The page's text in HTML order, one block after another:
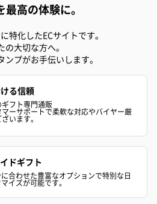
5cm×23cm
グウォッシュ】30g
ストローション】30g
クロミストローション〈ミスト化粧
ミさんコラボ 限定巾着
ても問題ないですが、浴室乾燥機の使用
るため必ず浴室から出す
当たる所や火気等の近くなど温度が40度
最高の体験に。
特化したECサイトです。
の大切な方へ。
ンプがお手伝いします。
る信頼
フト専門通販
ーサポートで柔軟な対応やバイヤー厳
います。
ドギフト
合わせた豊富なオプションで特別な日
イズが可能です。